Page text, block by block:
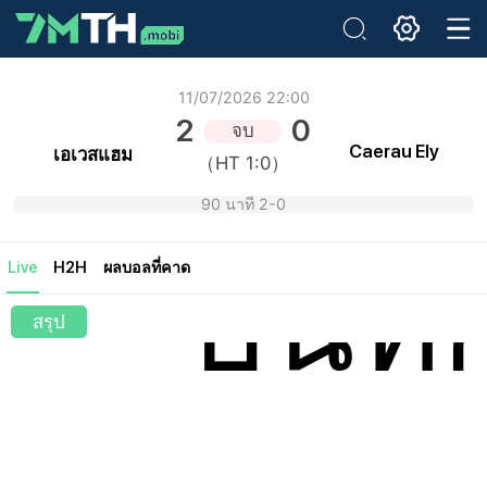
รหัสผ่านเดิม:
บันทึ
เอเวสแฮม
11/07/2026 22:00
2
จบ
（HT 1:0）
0
90 นาที 2-0
Caerau Ely
Live H2H ผลบอลที่คาด
สรุป